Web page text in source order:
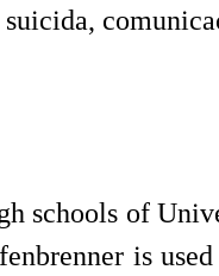
schools of
is